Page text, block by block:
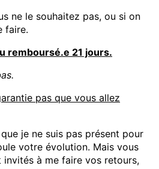
ne le souhaitez pas, ou si on
faire.
remboursé.e 21 jours.
pas que vous allez
je ne suis pas présent pour
votre évolution. Mais vous
invités à me faire vos retours,